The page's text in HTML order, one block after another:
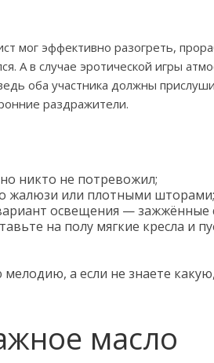
мог эффективно разогреть,
А в случае эротической игры
оба участника должны
раздражители.
никто не потревожил;
жалюзи или плотными шторами;
освещения — зажжённые
на полу мягкие кресла и
а если не знаете
масло